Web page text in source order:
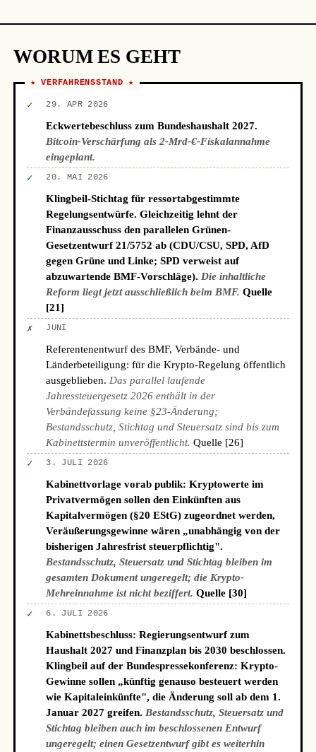
WORUM ES GEHT
★ VERFAHRENSSTAND ★
✓ 29. APR 2026
Eckwertebeschluss zum Bundeshaushalt 2027.
Bitcoin-Verschärfung als 2-Mrd-€-Fiskalannahme
eingeplant.
✓ 20. MAI 2026
Klingbeil-Stichtag für ressortabgestimmte
Regelungsentwürfe. Gleichzeitig lehnt der
Finanzausschuss den parallelen Grünen-
Gesetzentwurf 21/5752 ab (CDU/CSU, SPD, AfD
gegen Grüne und Linke; SPD verweist auf
abzuwartende BMF-Vorschläge). Die inhaltliche
Reform liegt jetzt ausschließlich beim BMF. Quelle
[21]
✗ JUNI
Referentenentwurf des BMF, Verbände- und
Länderbeteiligung: für die Krypto-Regelung öffentlich
ausgeblieben. Das parallel laufende
Jahressteuergesetz 2026 enthält in der
Verbändefassung keine §23-Änderung;
Bestandsschutz, Stichtag und Steuersatz sind bis zum
Kabinettstermin unveröffentlicht. Quelle [26]
✓ 3. JULI 2026
Kabinettvorlage vorab publik: Kryptowerte im
Privatvermögen sollen den Einkünften aus
Kapitalvermögen (§20 EStG) zugeordnet werden,
Veräußerungsgewinne wären „unabhängig von der
bisherigen Jahresfrist steuerpflichtig".
Bestandsschutz, Steuersatz und Stichtag bleiben im
gesamten Dokument ungeregelt; die Krypto-
Mehreinnahme ist nicht beziffert. Quelle [30]
✓ 6. JULI 2026
Kabinettsbeschluss: Regierungsentwurf zum
Haushalt 2027 und Finanzplan bis 2030 beschlossen.
Klingbeil auf der Bundespressekonferenz: Krypto-
Gewinne sollen „künftig genauso besteuert werden
wie Kapitaleinkünfte", die Änderung soll ab dem 1.
Januar 2027 greifen. Bestandsschutz, Steuersatz und
Stichtag bleiben auch im beschlossenen Entwurf
ungeregelt; einen Gesetzentwurf gibt es weiterhin